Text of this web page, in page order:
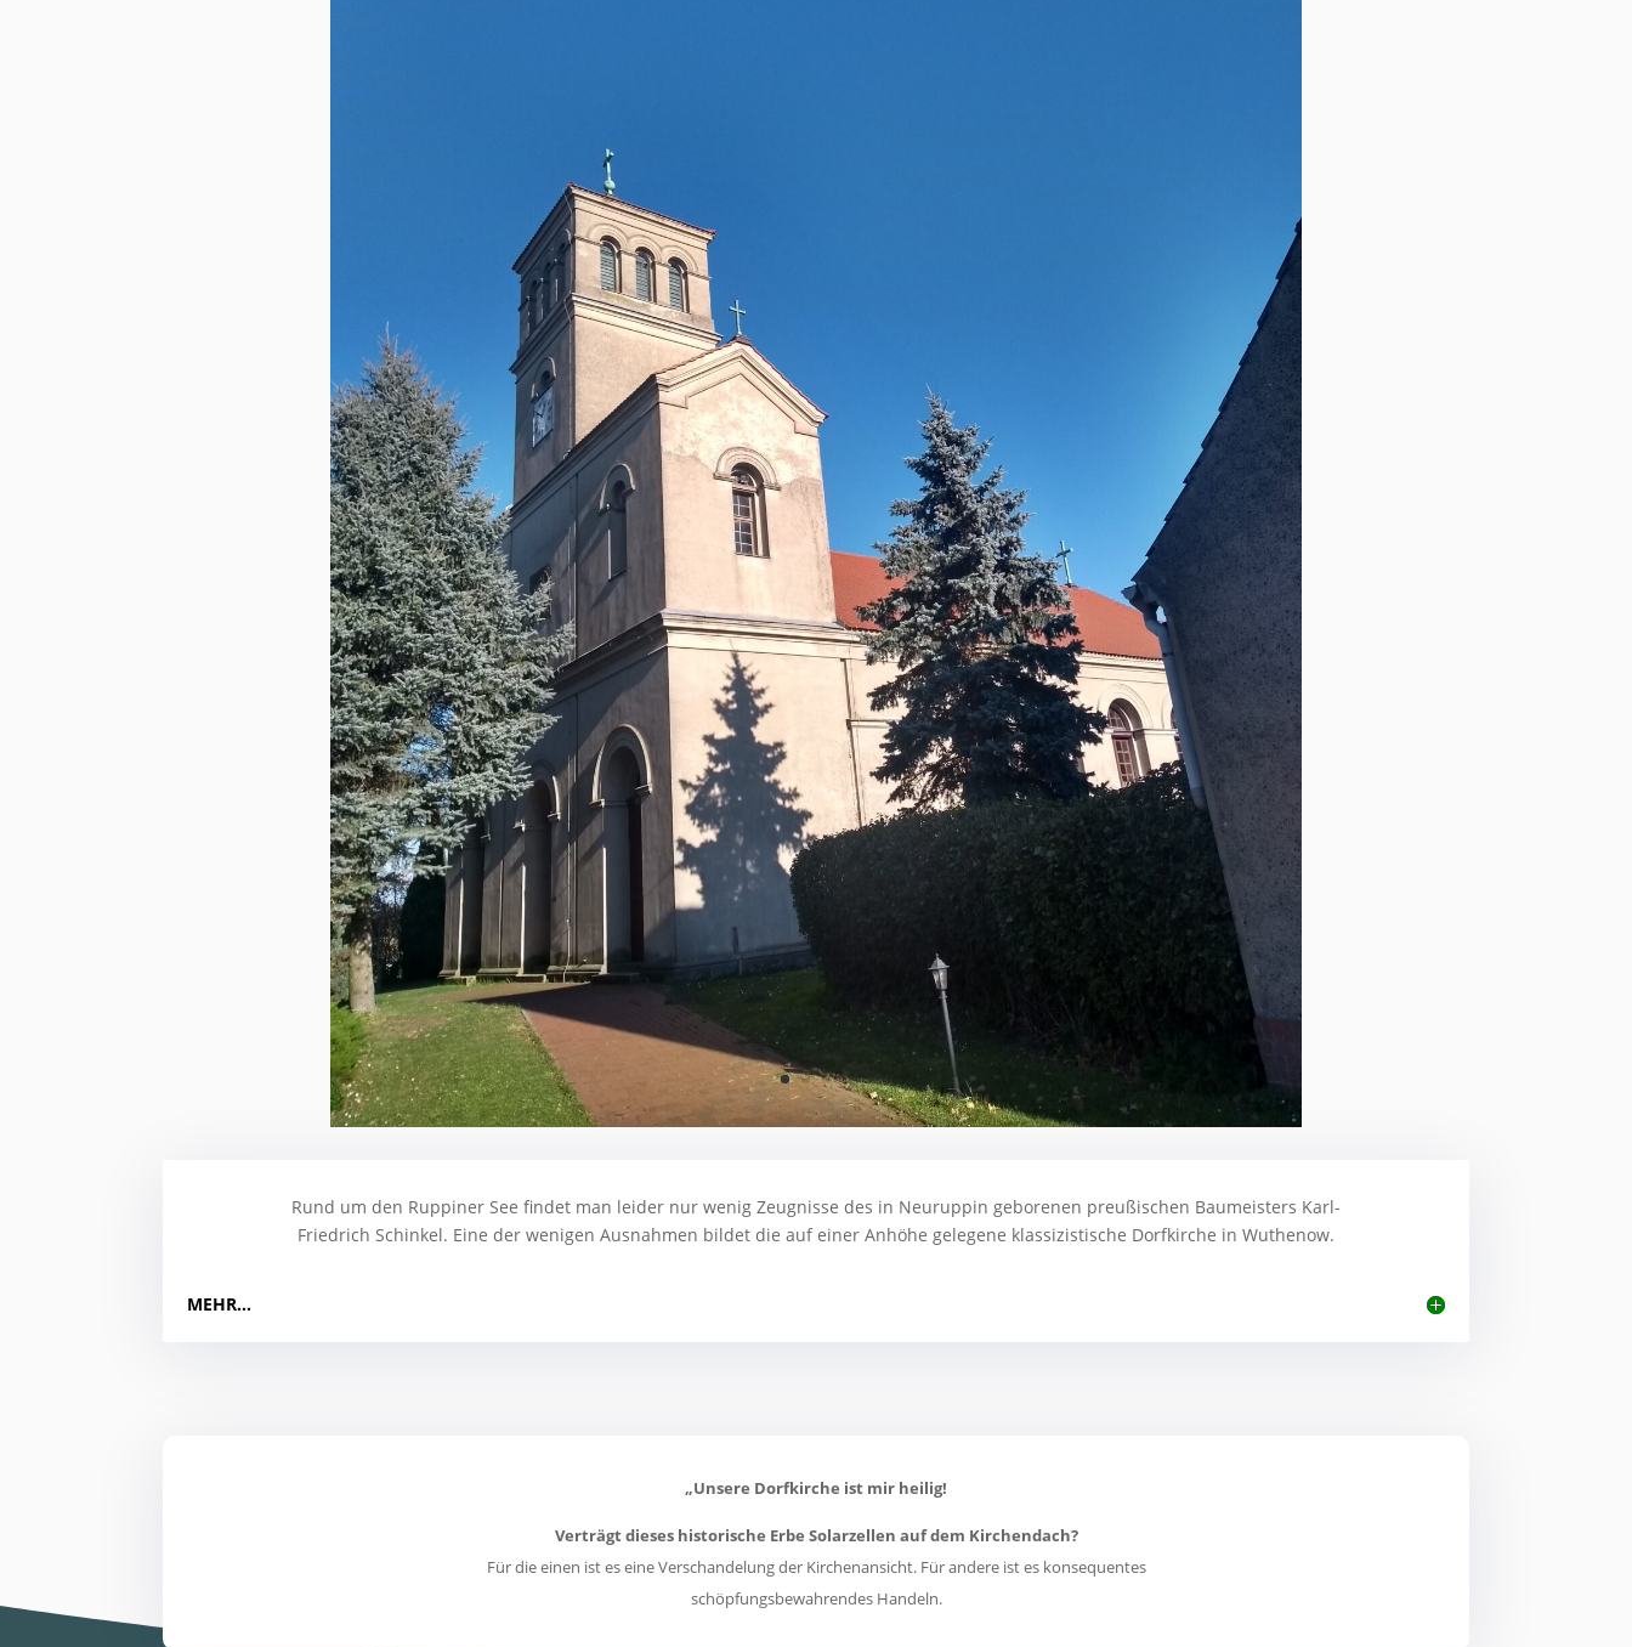
Rund um den Ruppiner See findet man leider nur wenig Zeugnisse des in Neuruppin geborenen preußischen Baumeisters Karl-
Friedrich Schinkel. Eine der wenigen Ausnahmen bildet die auf einer Anhöhe gelegene klassizistische Dorfkirche in Wuthenow.
MEHR…
„Unsere Dorfkirche ist mir heilig!
Verträgt dieses historische Erbe Solarzellen auf dem Kirchendach?
Für die einen ist es eine Verschandelung der Kirchenansicht. Für andere ist es konsequentes
schöpfungsbewahrendes Handeln.